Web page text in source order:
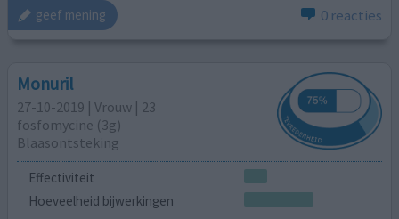
geef mening 0 reacties
Monuril
27-10-2019 | Vrouw | 23
fosfomycine (3g)
Blaasontsteking
Effectiviteit
Hoeveelheid bijwerkingen